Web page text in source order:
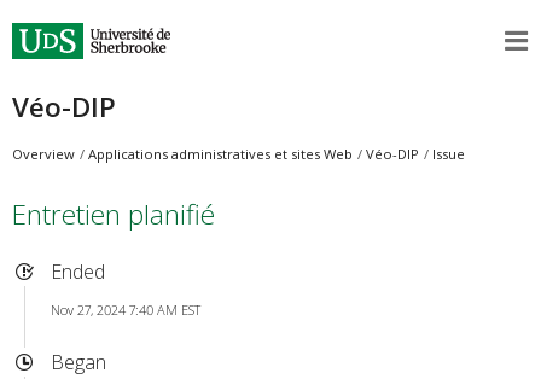
Véo-DIP
Overview Applications administratives et sites Web Véo-DIP Issue
Entretien planifié
Ended
Nov 27, 2024 7:40 AM EST
Began